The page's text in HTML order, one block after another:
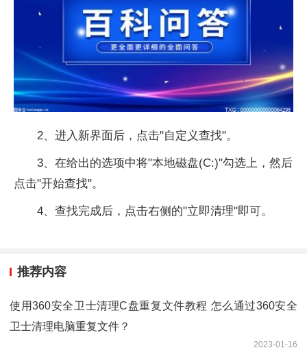
2、进入新界面后，点击"自定义查找"。
3、在给出的选项中将"本地磁盘(C:)"勾选上，然后
点击"开始查找"。
4、查找完成后，点击右侧的"立即清理"即可。
推荐内容
使用360安全卫士清理C盘重复文件教程 怎么通过360安全
卫士清理电脑重复文件？
2023-01-16